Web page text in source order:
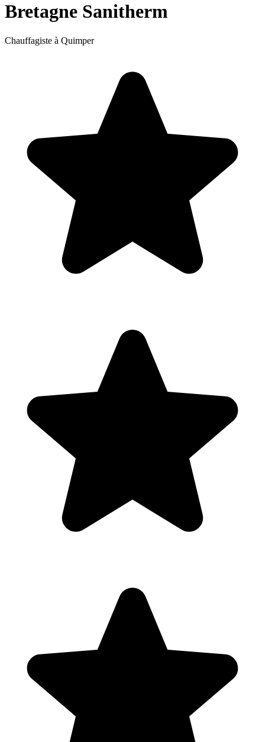
Bretagne Sanitherm
Chauffagiste à Quimper